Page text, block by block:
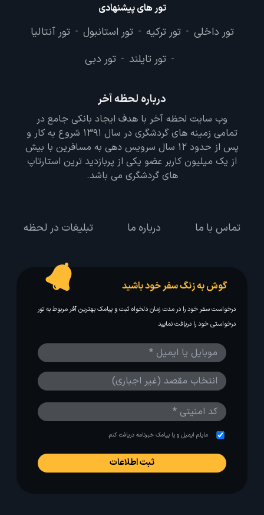
تور های پیشنهادی
تور داخلی - تور ترکیه - تور استانبول - تور آنتالیا
- تور تایلند - تور دبی
درباره لحظه آخر
وب سایت لحظه آخر با هدف ایجاد بانکی جامع در
تمامی زمینه های گردشگری در سال 1391 شروع به کار و
پس از حدود 12 سال سرویس دهی به مسافرین با بیش
از یک میلیون کاربر عضو یکی از پربازدید ترین استارتاپ
های گردشگری می باشد.
تماس با ما درباره ما تبلیغات در لحظه
گوش به زنگ سفر خود باشید
درخواست سفر خود را در مدت زمان دلخواه ثبت و پیامک بهترین آفر مربوط به تور
درخواستی خود را دریافت نمایید
مایلم ایمیل و یا پیامک خبرنامه دریافت کنم.